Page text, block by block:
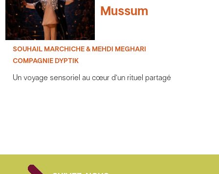
Mussum
SOUHAIL MARCHICHE & MEHDI MEGHARI
COMPAGNIE DYPTIK
Un voyage sensoriel au cœur d’un rituel partagé